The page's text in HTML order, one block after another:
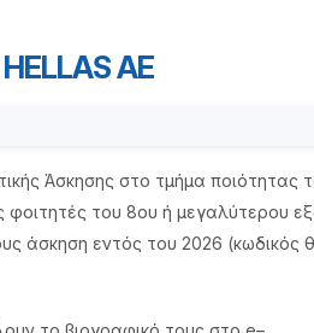
AE
Άσκησης στο τμήμα ποιότητας
φοιτητές του 8ου ή μεγαλύτερου
άσκηση εντός του 2026 (κωδικός